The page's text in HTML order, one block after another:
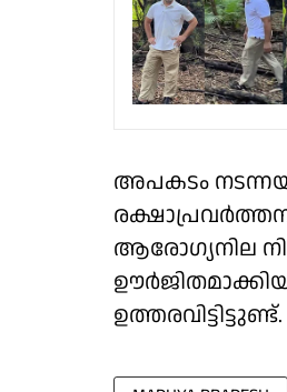
അപകടം
ആരോഗ്യനില
ഉത്തരവിട്ടിട്ടുണ്ട്.